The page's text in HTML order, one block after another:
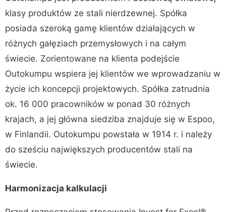
klasy produktów ze stali nierdzewnej. Spółka
posiada szeroką gamę klientów działających w
różnych gałęziach przemysłowych i na całym
świecie. Zorientowane na klienta podejście
Outokumpu wspiera jej klientów we wprowadzaniu w
życie ich koncepcji projektowych. Spółka zatrudnia
ok. 16 000 pracowników w ponad 30 różnych
krajach, a jej główna siedziba znajduje się w Espoo,
w Finlandii. Outokumpu powstała w 1914 r. i należy
do sześciu największych producentów stali na
świecie.
Harmonizacja kalkulacji